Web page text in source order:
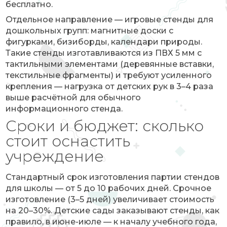
бесплатно.
Отдельное направление — игровые стенды для
дошкольных групп: магнитные доски с
фигурками, бизиборды, календари природы.
Такие стенды изготавливаются из ПВХ 5 мм с
тактильными элементами (деревянные вставки,
текстильные фрагменты) и требуют усиленного
крепления — нагрузка от детских рук в 3–4 раза
выше расчётной для обычного
информационного стенда.
Сроки и бюджет: сколько
стоит оснастить
учреждение
Стандартный срок изготовления партии стендов
для школы — от 5 до 10 рабочих дней. Срочное
изготовление (3–5 дней) увеличивает стоимость
на 20–30%. Детские сады заказывают стенды, как
правило, в июне-июле — к началу учебного года,